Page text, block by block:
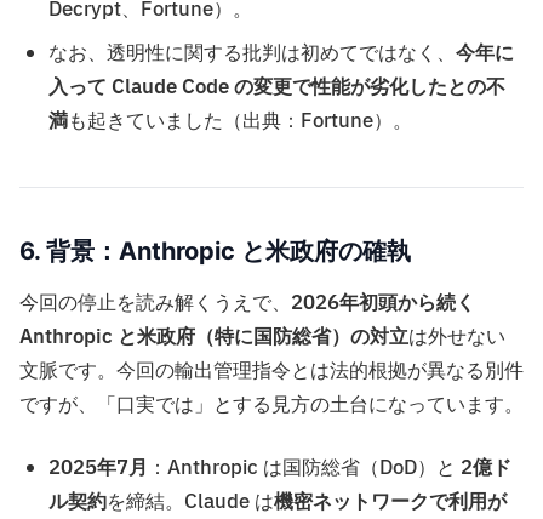
Decrypt、Fortune）。
なお、透明性に関する批判は初めてではなく、 今年に
入って Claude Code の変更で性能が劣化したとの不
満も起きていました（出典：Fortune）。
6. 背景：Anthropic と米政府の確執
今回の停止を読み解くうえで、 2026年初頭から続く
Anthropic と米政府（特に国防総省）の対立は外せない
文脈です。今回の輸出管理指令とは法的根拠が異なる別件
ですが、「口実では」とする見方の土台になっています。
2025年7月 ：Anthropic は国防総省（DoD）と 2億ド
ル契約を締結。Claude は機密ネットワークで利用が